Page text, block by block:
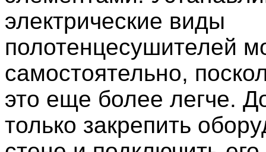
электрические виды
полотенцесушителей
самостоятельно,
это еще более легче.
только закрепить